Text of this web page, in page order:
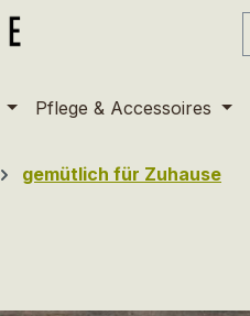
Pflege & Accessoires
gemütlich für Zuhause